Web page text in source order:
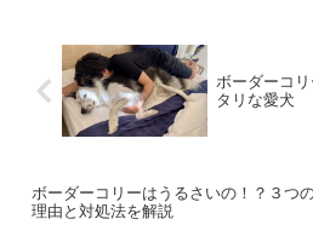
ボーダーコ
タリな愛犬
ボーダーコリーはうるさいの！？３つ
理由と対処法を解説